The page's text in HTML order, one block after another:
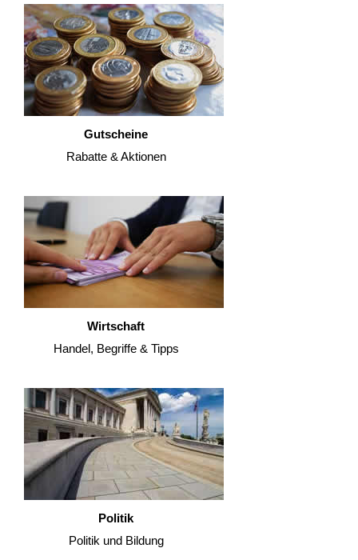
Gutscheine
Rabatte & Aktionen
Wirtschaft
Handel, Begriffe & Tipps
Politik
Politik und Bildung